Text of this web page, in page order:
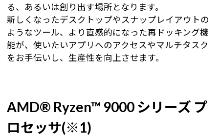
る、あるいは創り出す場所となります。
新しくなったデスクトップやスナップレイアウトの
ようなツール、より直感的になった再ドッキング機
能が、使いたいアプリへのアクセスやマルチタスク
をお手伝いし、生産性を向上させます。
AMD® Ryzen™ 9000 シリーズ プ
ロセッサ(※1)